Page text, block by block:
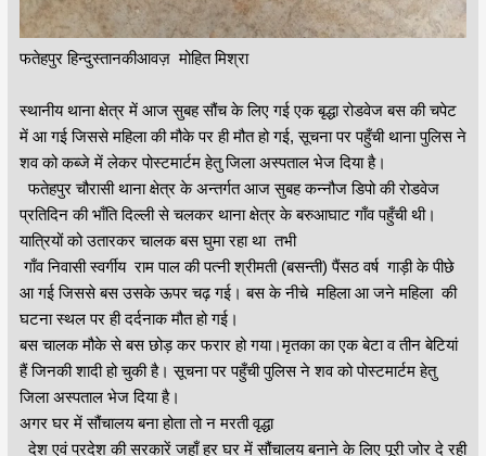
फतेहपुर हिन्दुस्तानकीआवज़ मोहित मिश्रा
स्थानीय थाना क्षेत्र में आज सुबह सौंच के लिए गई एक बृद्धा रोडवेज बस की चपेट
में आ गई जिससे महिला की मौके पर ही मौत हो गई, सूचना पर पहुँची थाना पुलिस ने
शव को कब्जे में लेकर पोस्टमार्टम हेतु जिला अस्पताल भेज दिया है।
फतेहपुर चौरासी थाना क्षेत्र के अन्तर्गत आज सुबह कन्नौज डिपो की रोडवेज
प्रतिदिन की भाँति दिल्ली से चलकर थाना क्षेत्र के बरुआघाट गाँव पहुँची थी।
यात्रियों को उतारकर चालक बस घुमा रहा था तभी
गाँव निवासी स्वर्गीय राम पाल की पत्नी श्रीमती (बसन्ती) पैंसठ वर्ष गाड़ी के पीछे
आ गई जिससे बस उसके ऊपर चढ़ गई। बस के नीचे महिला आ जने महिला की
घटना स्थल पर ही दर्दनाक मौत हो गई।
बस चालक मौके से बस छोड़ कर फरार हो गया।मृतका का एक बेटा व तीन बेटियां
हैं जिनकी शादी हो चुकी है। सूचना पर पहुँची पुलिस ने शव को पोस्टमार्टम हेतु
जिला अस्पताल भेज दिया है।
अगर घर में सौंचालय बना होता तो न मरती वृद्धा
देश एवं प्रदेश की सरकारें जहाँ हर घर में सौंचालय बनाने के लिए पूरी जोर दे रही